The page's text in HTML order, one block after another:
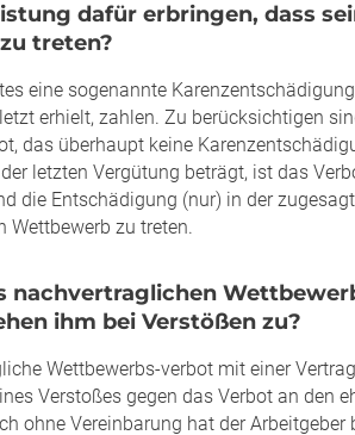
dafür erbringen, dass
treten?
eine sogenannte
erhielt, zahlen. Zu berücksichtigen
das überhaupt keine
letzten Vergütung beträgt, ist das
die Entschädigung (nur) in der
Wettbewerb zu treten.
nachvertraglichen
ihm bei Verstößen zu?
Wettbewerbs-verbot mit einer
Verstoßes gegen das Verbot an den
ohne Vereinbarung hat der Arbeitgeber